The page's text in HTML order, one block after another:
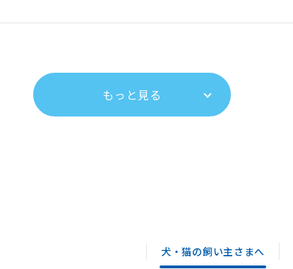
分から午前
作業状況により、予告なく
もっと見る
犬・猫の飼い主さまへ